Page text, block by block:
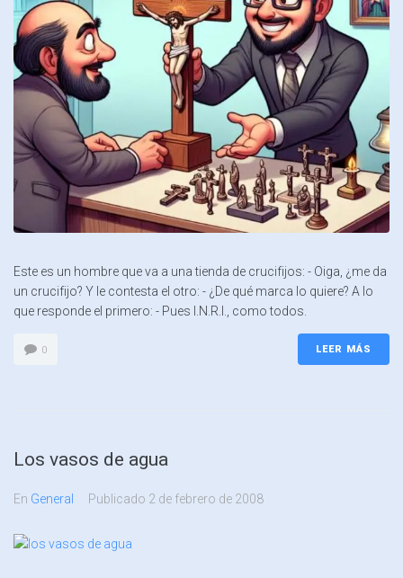
Este es un hombre que va a una tienda de crucifijos: - Oiga, ¿me da
un crucifijo? Y le contesta el otro: - ¿De qué marca lo quiere? A lo
que responde el primero: - Pues I.N.R.I., como todos.
0 LEER MÁS
Los vasos de agua
En General Publicado 2 de febrero de 2008